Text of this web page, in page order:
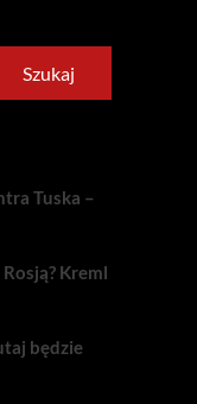
Szukaj
Tuska –
Kreml
będzie